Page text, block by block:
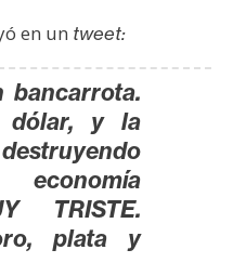
en un tweet:
bancarrota.
dólar, y la
TRISTE.
plata y